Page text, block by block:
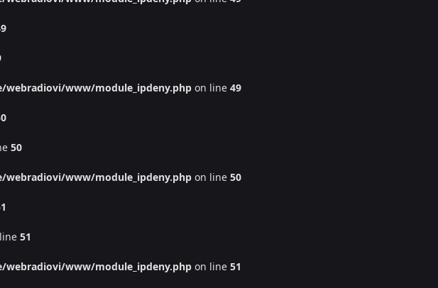
webradiovi/www/module_ipdeny.php on line 49
50
webradiovi/www/module_ipdeny.php on line 50
51
webradiovi/www/module_ipdeny.php on line 51